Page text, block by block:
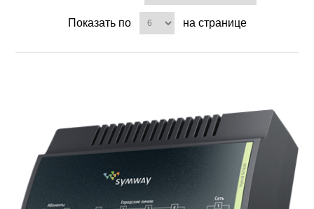
Показать по на странице